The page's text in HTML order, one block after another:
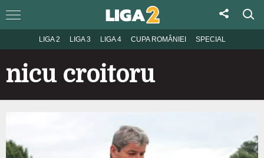
LIGA 2 LIGA 3 LIGA 4 CUPA ROMÂNIEI SPECIAL
nicu croitoru